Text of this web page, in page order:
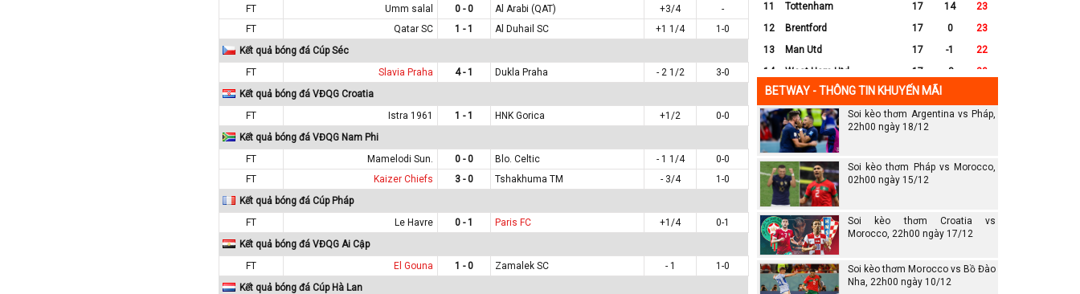
FT
Umm salal 0 - 0 Al Arabi (QAT) +3/4
-
FT
Qatar SC 1 - 1 Al Duhail SC +1 1/4
1-0
Kết quả bóng đá Cúp Séc
FT
Slavia Praha 4 - 1 Dukla Praha - 2 1/2
3-0
Kết quả bóng đá VĐQG Croatia
FT
Istra 1961 1 - 1 HNK Gorica +1/2
0-0
Kết quả bóng đá VĐQG Nam Phi
FT
Mamelodi Sun. 0 - 0 Blo. Celtic - 1 1/4
0-0
FT
Kaizer Chiefs 3 - 0 Tshakhuma TM - 3/4
1-0
Kết quả bóng đá Cúp Pháp
FT
Le Havre 0 - 1 Paris FC +1/4
0-1
Kết quả bóng đá VĐQG Ai Cập
FT
El Gouna 1 - 0 Zamalek SC - 1
1-0
Kết quả bóng đá Cúp Hà Lan
11
Tottenham 17 14
23
12
Brentford 17 0
23
13
Man Utd 17 -1
22
14
West Ham Utd 17 -8
20
15
Everton 17
16
Crystal Palace 17 -8
16
17
Leicester City
18
Ipswich
19
Wolves 17
20
Southampton
BETWAY - THÔNG TIN KHUYẾN MÃI
Soi kèo thơm Argentina vs Pháp,
22h00 ngày 18/12
Soi kèo thơm Pháp vs Morocco,
02h00 ngày 15/12
Soi kèo thơm Croatia vs
Morocco, 22h00 ngày 17/12
Soi kèo thơm Morocco vs Bồ Đào
Nha, 22h00 ngày 10/12